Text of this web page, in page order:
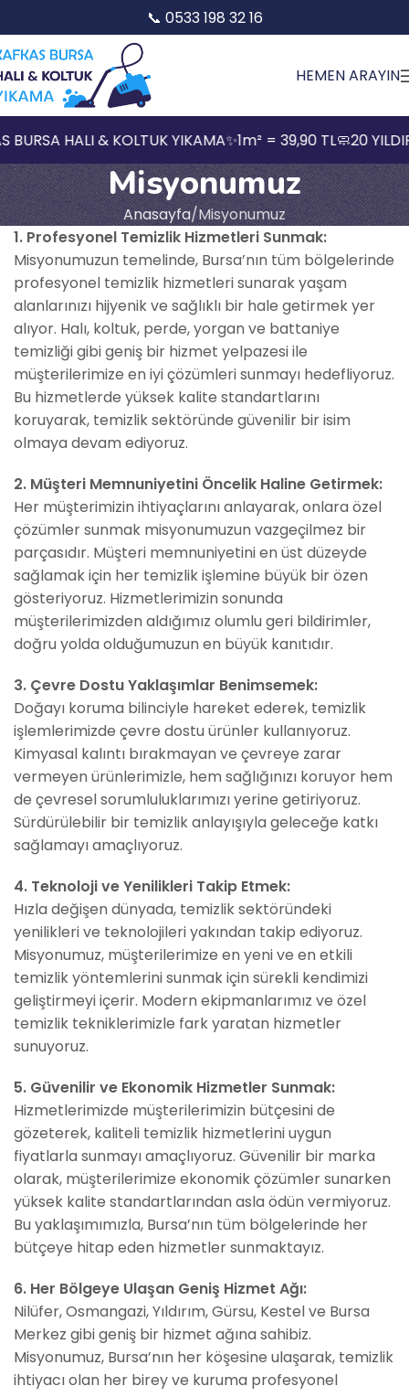
📞 0533 198 32 16
HEMEN ARAYIN
BURSA HALI & KOLTUK YIKAMA✨1m² = 39,90 TL🧼20
Misyonumuz
Anasayfa Misyonumuz
1. Profesyonel Temizlik Hizmetleri Sunmak:
Misyonumuzun temelinde, Bursa’nın tüm bölgelerinde
profesyonel temizlik hizmetleri sunarak yaşam
alanlarınızı hijyenik ve sağlıklı bir hale getirmek yer
alıyor. Halı, koltuk, perde, yorgan ve battaniye
temizliği gibi geniş bir hizmet yelpazesi ile
müşterilerimize en iyi çözümleri sunmayı hedefliyoruz.
Bu hizmetlerde yüksek kalite standartlarını
koruyarak, temizlik sektöründe güvenilir bir isim
olmaya devam ediyoruz.
2. Müşteri Memnuniyetini Öncelik Haline Getirmek:
Her müşterimizin ihtiyaçlarını anlayarak, onlara özel
çözümler sunmak misyonumuzun vazgeçilmez bir
parçasıdır. Müşteri memnuniyetini en üst düzeyde
sağlamak için her temizlik işlemine büyük bir özen
gösteriyoruz. Hizmetlerimizin sonunda
müşterilerimizden aldığımız olumlu geri bildirimler,
doğru yolda olduğumuzun en büyük kanıtıdır.
3. Çevre Dostu Yaklaşımlar Benimsemek:
Doğayı koruma bilinciyle hareket ederek, temizlik
işlemlerimizde çevre dostu ürünler kullanıyoruz.
Kimyasal kalıntı bırakmayan ve çevreye zarar
vermeyen ürünlerimizle, hem sağlığınızı koruyor hem
de çevresel sorumluluklarımızı yerine getiriyoruz.
Sürdürülebilir bir temizlik anlayışıyla geleceğe katkı
sağlamayı amaçlıyoruz.
4. Teknoloji ve Yenilikleri Takip Etmek:
Hızla değişen dünyada, temizlik sektöründeki
yenilikleri ve teknolojileri yakından takip ediyoruz.
Misyonumuz, müşterilerimize en yeni ve en etkili
temizlik yöntemlerini sunmak için sürekli kendimizi
geliştirmeyi içerir. Modern ekipmanlarımız ve özel
temizlik tekniklerimizle fark yaratan hizmetler
sunuyoruz.
5. Güvenilir ve Ekonomik Hizmetler Sunmak:
Hizmetlerimizde müşterilerimizin bütçesini de
gözeterek, kaliteli temizlik hizmetlerini uygun
fiyatlarla sunmayı amaçlıyoruz. Güvenilir bir marka
olarak, müşterilerimize ekonomik çözümler sunarken
yüksek kalite standartlarından asla ödün vermiyoruz.
Bu yaklaşımımızla, Bursa’nın tüm bölgelerinde her
bütçeye hitap eden hizmetler sunmaktayız.
6. Her Bölgeye Ulaşan Geniş Hizmet Ağı:
Nilüfer, Osmangazi, Yıldırım, Gürsu, Kestel ve Bursa
Merkez gibi geniş bir hizmet ağına sahibiz.
Misyonumuz, Bursa’nın her köşesine ulaşarak, temizlik
ihtiyacı olan her birey ve kuruma profesyonel